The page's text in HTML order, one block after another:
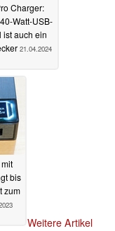
Charger:
Watt-USB-
ist auch ein
21.04.2024
bis
zum
Weitere Artikel